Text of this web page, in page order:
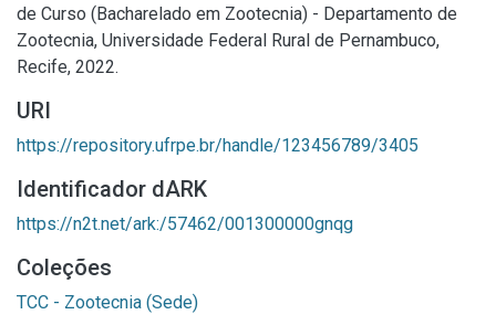
de Curso (Bacharelado em Zootecnia) - Departamento de
Zootecnia, Universidade Federal Rural de Pernambuco,
Recife, 2022.
URI
https://repository.ufrpe.br/handle/123456789/3405
Identificador dARK
https://n2t.net/ark:/57462/001300000gnqg
Coleções
TCC - Zootecnia (Sede)